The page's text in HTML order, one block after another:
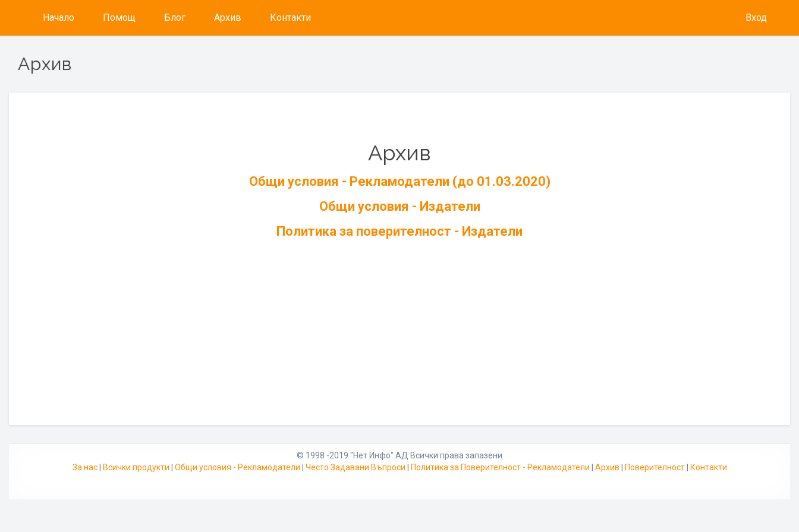
Начало Помощ Блог Архив Контакти Вход
Архив
Архив
Общи условия - Рекламодатели (до 01.03.2020)
Общи условия - Издатели
Политика за поверителност - Издатели
© 1998 -2019 "Нет Инфо" АД Всички права запазени
За нас| Всички продукти Общи условия - Рекламодатели Често Задавани Въпроси Политика за Поверителност - Рекламодатели Архив Поверителност| Контакти